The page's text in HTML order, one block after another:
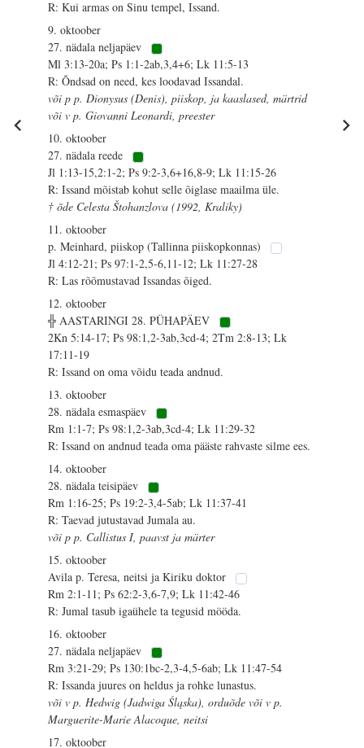
R: Kui armas on Sinu tempel, Issand.
9. oktoober
27. nädala neljapäev
Ml 3:13-20a; Ps 1:1-2ab,3,4+6; Lk 11:5-13
R: Õndsad on need, kes loodavad Issandal.
või p p. Dionysus (Denis), piiskop, ja kaaslased, märtrid
või v p. Giovanni Leonardi, preester
10. oktoober
27. nädala reede
Jl 1:13-15,2:1-2; Ps 9:2-3,6+16,8-9; Lk 11:15-26
R: Issand mõistab kohut selle õiglase maailma üle.
† õde Celesta Štohanzlova (1992, Kraliky)
11. oktoober
p. Meinhard, piiskop (Tallinna piiskopkonnas)
Jl 4:12-21; Ps 97:1-2,5-6,11-12; Lk 11:27-28
R: Las rõõmustavad Issandas õiged.
12. oktoober
╬ AASTARINGI 28. PÜHAPÄEV
2Kn 5:14-17; Ps 98:1,2-3ab,3cd-4; 2Tm 2:8-13; Lk
17:11-19
R: Issand on oma võidu teada andnud.
13. oktoober
28. nädala esmaspäev
Rm 1:1-7; Ps 98:1,2-3ab,3cd-4; Lk 11:29-32
R: Issand on andnud teada oma pääste rahvaste silme ees.
14. oktoober
28. nädala teisipäev
Rm 1:16-25; Ps 19:2-3,4-5ab; Lk 11:37-41
R: Taevad jutustavad Jumala au.
või p p. Callistus I, paavst ja märter
15. oktoober
Avila p. Teresa, neitsi ja Kiriku doktor
Rm 2:1-11; Ps 62:2-3,6-7,9; Lk 11:42-46
R: Jumal tasub igaühele ta tegusid mööda.
16. oktoober
27. nädala neljapäev
Rm 3:21-29; Ps 130:1bc-2,3-4,5-6ab; Lk 11:47-54
R: Issanda juures on heldus ja rohke lunastus.
või v p. Hedwig (Jadwiga Śląska), orduõde või v p.
Marguerite-Marie Alacoque, neitsi
17. oktoober